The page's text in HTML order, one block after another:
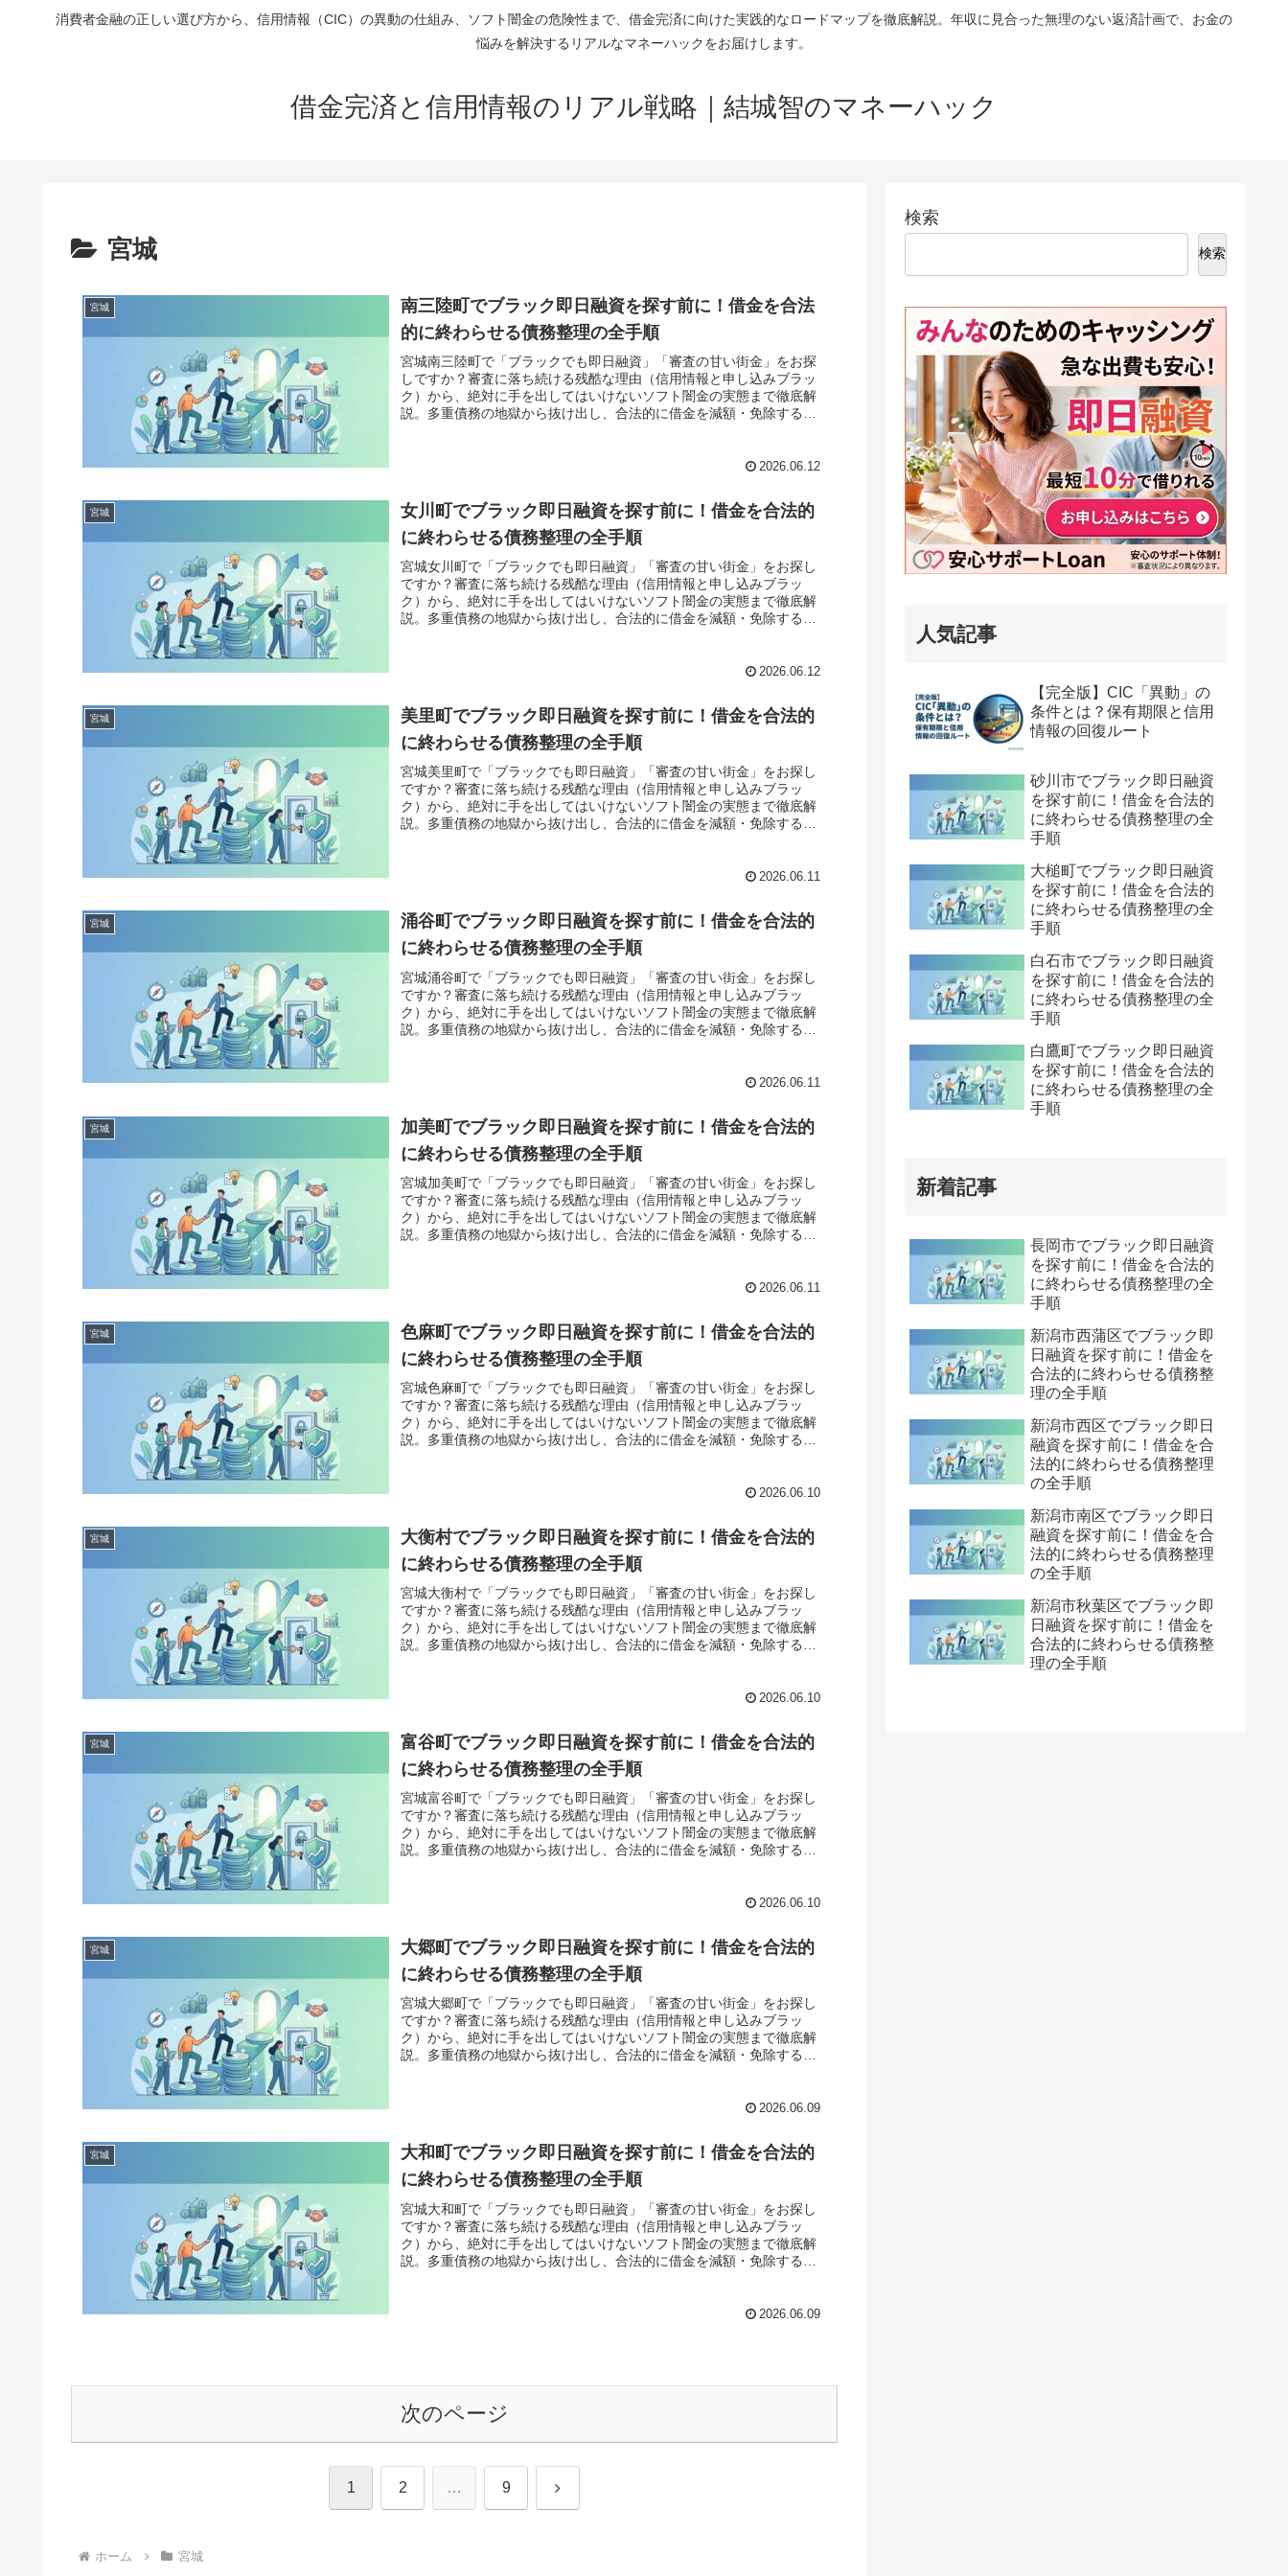
消費者金融の正しい選び方から、信用情報（CIC）の異動の仕組み、ソフト闇金の危険性まで、借金完済に向けた実践的なロードマップを徹底解説。年収に見合った無理のない返済計画で、お金の
悩みを解決するリアルなマネーハックをお届けします。
借金完済と信用情報のリアル戦略｜結城智のマネーハック
宮城
宮城
南三陸町でブラック即日融資を探す前に！借金を合法
的に終わらせる債務整理の全手順
宮城南三陸町で「ブラックでも即日融資」「審査の甘い街金」をお探
しですか？審査に落ち続ける残酷な理由（信用情報と申し込みブラッ
ク）から、絶対に手を出してはいけないソフト闇金の実態まで徹底解
説。多重債務の地獄から抜け出し、合法的に借金を減額・免除する
2026.06.12
宮城
女川町でブラック即日融資を探す前に！借金を合法的
に終わらせる債務整理の全手順
宮城女川町で「ブラックでも即日融資」「審査の甘い街金」をお探し
ですか？審査に落ち続ける残酷な理由（信用情報と申し込みブラッ
ク）から、絶対に手を出してはいけないソフト闇金の実態まで徹底解
説。多重債務の地獄から抜け出し、合法的に借金を減額・免除する
2026.06.12
宮城
美里町でブラック即日融資を探す前に！借金を合法的
に終わらせる債務整理の全手順
宮城美里町で「ブラックでも即日融資」「審査の甘い街金」をお探し
ですか？審査に落ち続ける残酷な理由（信用情報と申し込みブラッ
ク）から、絶対に手を出してはいけないソフト闇金の実態まで徹底解
説。多重債務の地獄から抜け出し、合法的に借金を減額・免除する
2026.06.11
宮城
涌谷町でブラック即日融資を探す前に！借金を合法的
に終わらせる債務整理の全手順
宮城涌谷町で「ブラックでも即日融資」「審査の甘い街金」をお探し
ですか？審査に落ち続ける残酷な理由（信用情報と申し込みブラッ
ク）から、絶対に手を出してはいけないソフト闇金の実態まで徹底解
説。多重債務の地獄から抜け出し、合法的に借金を減額・免除する
2026.06.11
宮城
加美町でブラック即日融資を探す前に！借金を合法的
に終わらせる債務整理の全手順
宮城加美町で「ブラックでも即日融資」「審査の甘い街金」をお探し
ですか？審査に落ち続ける残酷な理由（信用情報と申し込みブラッ
ク）から、絶対に手を出してはいけないソフト闇金の実態まで徹底解
説。多重債務の地獄から抜け出し、合法的に借金を減額・免除する
2026.06.11
宮城
色麻町でブラック即日融資を探す前に！借金を合法的
に終わらせる債務整理の全手順
宮城色麻町で「ブラックでも即日融資」「審査の甘い街金」をお探し
ですか？審査に落ち続ける残酷な理由（信用情報と申し込みブラッ
ク）から、絶対に手を出してはいけないソフト闇金の実態まで徹底解
説。多重債務の地獄から抜け出し、合法的に借金を減額・免除する
2026.06.10
宮城
大衡村でブラック即日融資を探す前に！借金を合法的
に終わらせる債務整理の全手順
宮城大衡村で「ブラックでも即日融資」「審査の甘い街金」をお探し
ですか？審査に落ち続ける残酷な理由（信用情報と申し込みブラッ
ク）から、絶対に手を出してはいけないソフト闇金の実態まで徹底解
説。多重債務の地獄から抜け出し、合法的に借金を減額・免除する
2026.06.10
宮城
富谷町でブラック即日融資を探す前に！借金を合法的
に終わらせる債務整理の全手順
宮城富谷町で「ブラックでも即日融資」「審査の甘い街金」をお探し
ですか？審査に落ち続ける残酷な理由（信用情報と申し込みブラッ
ク）から、絶対に手を出してはいけないソフト闇金の実態まで徹底解
説。多重債務の地獄から抜け出し、合法的に借金を減額・免除する
2026.06.10
宮城
大郷町でブラック即日融資を探す前に！借金を合法的
に終わらせる債務整理の全手順
宮城大郷町で「ブラックでも即日融資」「審査の甘い街金」をお探し
ですか？審査に落ち続ける残酷な理由（信用情報と申し込みブラッ
ク）から、絶対に手を出してはいけないソフト闇金の実態まで徹底解
説。多重債務の地獄から抜け出し、合法的に借金を減額・免除する
2026.06.09
宮城
大和町でブラック即日融資を探す前に！借金を合法的
に終わらせる債務整理の全手順
宮城大和町で「ブラックでも即日融資」「審査の甘い街金」をお探し
ですか？審査に落ち続ける残酷な理由（信用情報と申し込みブラッ
ク）から、絶対に手を出してはいけないソフト闇金の実態まで徹底解
説。多重債務の地獄から抜け出し、合法的に借金を減額・免除する
2026.06.09
次のページ
1 2 … 9 次
ホーム 宮城
検索
検索
人気記事
【完全版】CIC「異動」の
条件とは？保有期限と信用
情報の回復ルート
砂川市でブラック即日融資
を探す前に！借金を合法的
に終わらせる債務整理の全
手順
大槌町でブラック即日融資
を探す前に！借金を合法的
に終わらせる債務整理の全
手順
白石市でブラック即日融資
を探す前に！借金を合法的
に終わらせる債務整理の全
手順
白鷹町でブラック即日融資
を探す前に！借金を合法的
に終わらせる債務整理の全
手順
新着記事
長岡市でブラック即日融資
を探す前に！借金を合法的
に終わらせる債務整理の全
手順
新潟市西蒲区でブラック即
日融資を探す前に！借金を
合法的に終わらせる債務整
理の全手順
新潟市西区でブラック即日
融資を探す前に！借金を合
法的に終わらせる債務整理
の全手順
新潟市南区でブラック即日
融資を探す前に！借金を合
法的に終わらせる債務整理
の全手順
新潟市秋葉区でブラック即
日融資を探す前に！借金を
合法的に終わらせる債務整
理の全手順